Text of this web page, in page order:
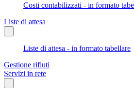
Costi contabilizzati - in formato
Liste di attesa
Liste di attesa - in formato tabellare
Gestione rifiuti
Servizi in rete